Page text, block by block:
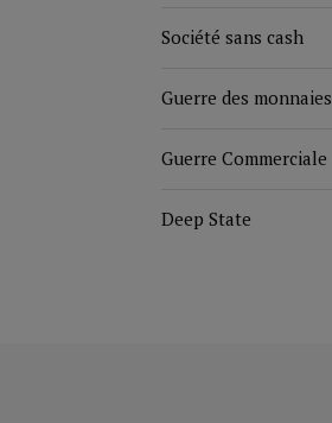
Société sans cash
Guerre des monnaies
Guerre Commerciale
Deep State